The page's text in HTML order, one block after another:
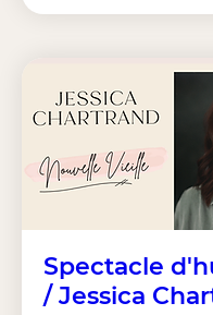
Spectacle
/ Jessica